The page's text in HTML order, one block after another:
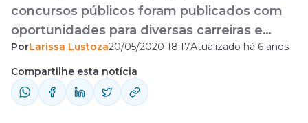
concursos públicos foram publicados com
oportunidades para diversas carreiras e
escolaridades. Confira!
PorLarissa Lustoza20/05/2020 18:17Atualizado há 6 anos
Compartilhe esta notícia